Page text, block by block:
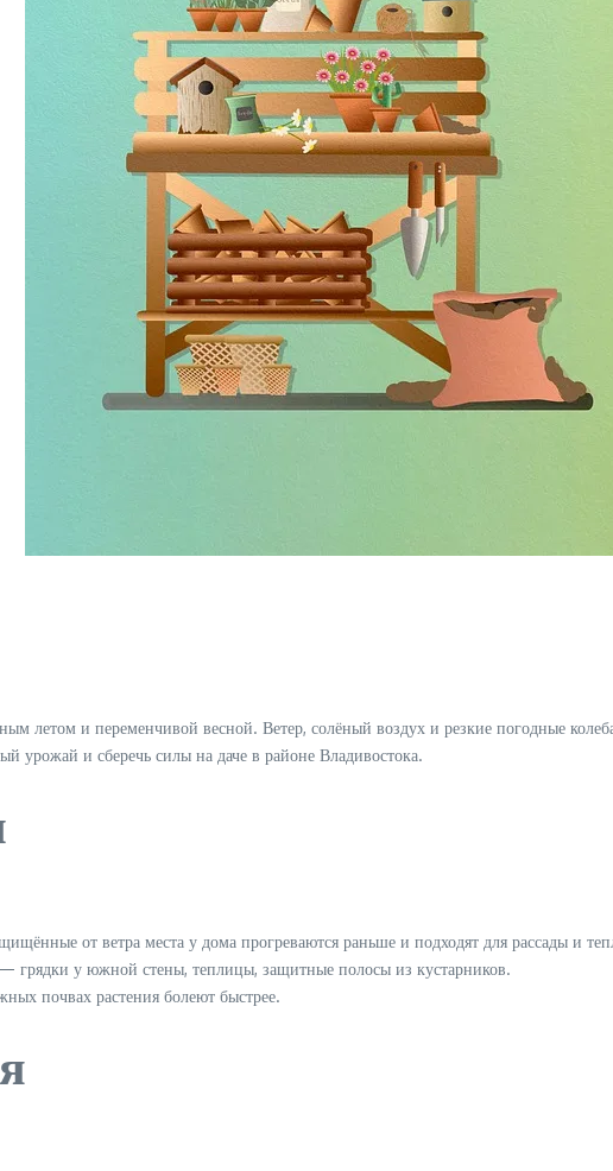
летом и переменчивой весной. Ветер, солёный воздух и резкие погодные
урожай и сберечь силы на даче в районе Владивостока.
от ветра места у дома прогреваются раньше и подходят для рассады и
грядки у южной стены, теплицы, защитные полосы из кустарников.
почвах растения болеют быстрее.